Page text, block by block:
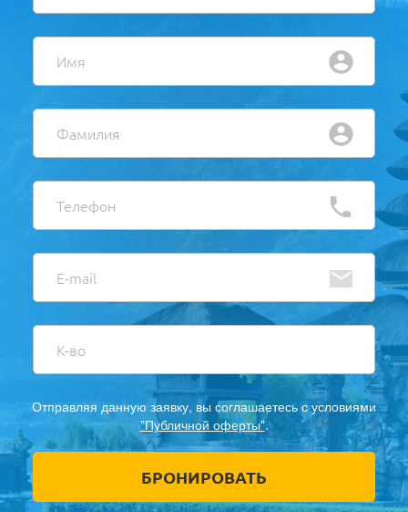
Отправляя данную заявку, вы соглашаетесь с условиями
"Публичной оферты".